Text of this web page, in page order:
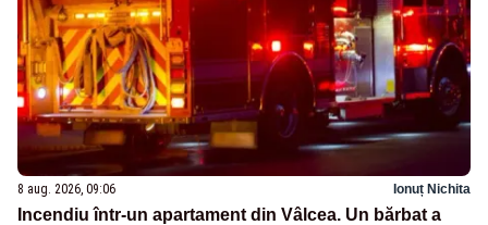
8 aug. 2026, 09:06 Ionuț Nichita
Incendiu într-un apartament din Vâlcea. Un bărbat a